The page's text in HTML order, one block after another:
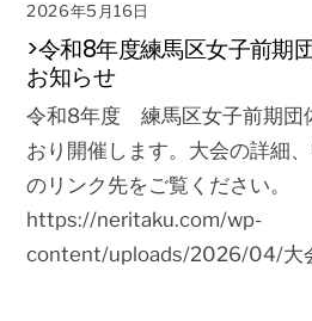
2026年5月16日
>令和8年度練馬区女子前期
お知らせ
令和8年度 練馬区女子前期団
おり開催します。大会の詳細
のリンク先をご覧ください。
https://neritaku.com/wp-
content/uploads/2026/04/大